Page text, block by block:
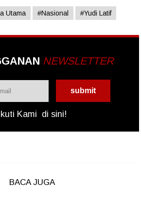
Utama #Nasional #Yudi Latif
NEWSLETTER
Kami di sini!
BACA JUGA